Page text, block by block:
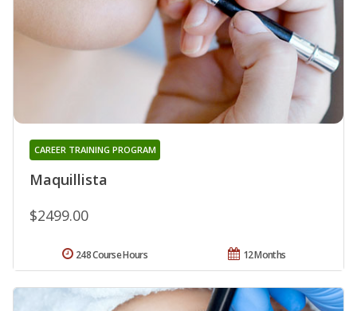
Maquillista
CAREER TRAINING PROGRAM
$2499.00
12 Months
248 Course Hours